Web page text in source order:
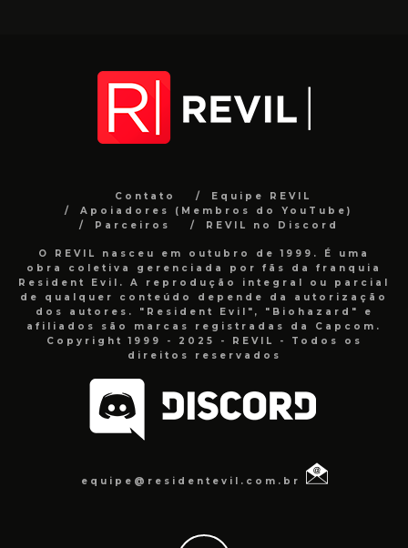
Contato
Equipe REVIL
Apoiadores (Membros do YouTube)
Parceiros
REVIL no Discord
O REVIL nasceu em outubro de 1999. É uma
obra coletiva gerenciada por fãs da franquia
Resident Evil. A reprodução integral ou parcial
de qualquer conteúdo depende da autorização
dos autores. "Resident Evil", "Biohazard" e
afiliados são marcas registradas da Capcom.
Copyright 1999 - 2025 - REVIL - Todos os
direitos reservados
equipe@residentevil.com.br